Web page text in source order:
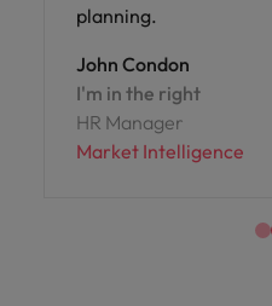
planning.
John Condon
I'm in the right
HR Manager
Market Intelligence